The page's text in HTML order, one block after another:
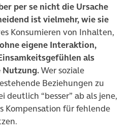
per se nicht die Ursache
ist vielmehr, wie sie
Konsumieren von Inhalten,
eigene Interaktion,
als
Wer soziale
Beziehungen zu
deutlich “besser” ab als jene,
Kompensation für fehlende